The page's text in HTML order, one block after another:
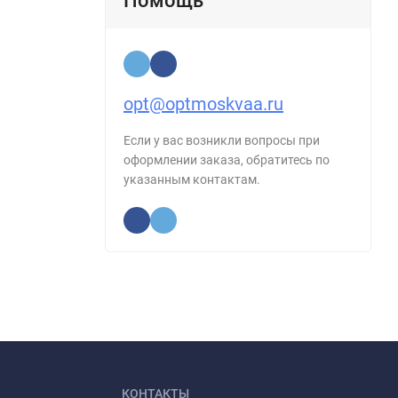
opt@optmoskvaa.ru
Если у вас возникли вопросы при
оформлении заказа, обратитесь по
указанным контактам.
КОНТАКТЫ